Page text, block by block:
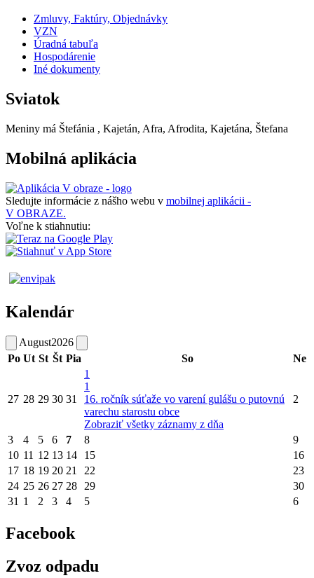
Zmluvy, Faktúry, Objednávky
VZN
Úradná tabuľa
Hospodárenie
Iné dokumenty
Sviatok
Meniny má Štefánia , Kajetán, Afra, Afrodita, Kajetána, Štefana
Mobilná aplikácia
Sledujte informácie z nášho webu v mobilnej aplikácii -
V OBRAZE.
Voľne k stiahnutiu:
Kalendár
August2026
Po Ut St Št Pia So Ne
27 28 29 30 31
1
1
16. ročník súťaže vo varení gulášu o putovnú
varechu starostu obce
Zobraziť všetky záznamy z dňa
2
3 4 5 6 7 8
9
10 11 12 13 14 15
16
17 18 19 20 21 22
23
24 25 26 27 28 29
30
31 1 2 3 4 5 6
Facebook
Zvoz odpadu